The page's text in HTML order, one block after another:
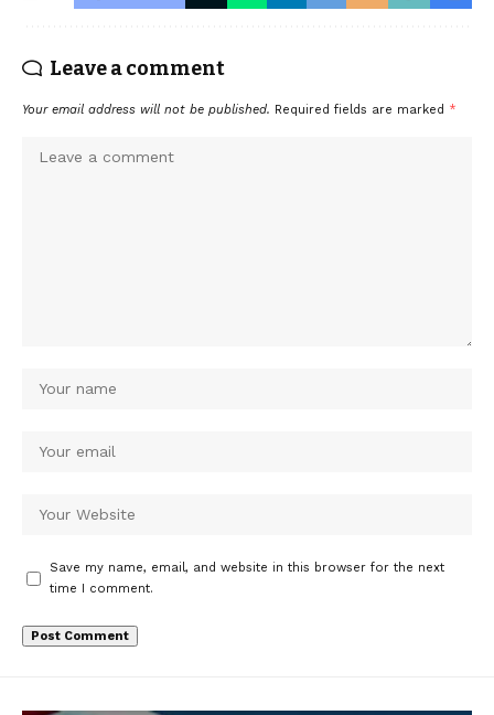
Leave a comment
Your email address will not be published. Required fields are marked *
Save my name, email, and website in this browser for the next
time I comment.